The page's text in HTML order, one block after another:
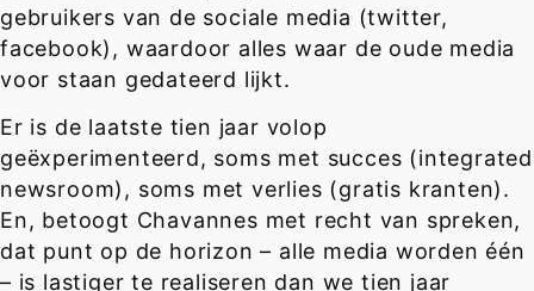
gebruikers van de sociale media (twitter,
facebook), waardoor alles waar de oude media
voor staan gedateerd lijkt.
Er is de laatste tien jaar volop
geëxperimenteerd, soms met succes (integrated
newsroom), soms met verlies (gratis kranten).
En, betoogt Chavannes met recht van spreken,
dat punt op de horizon – alle media worden één
– is lastiger te realiseren dan we tien jaar